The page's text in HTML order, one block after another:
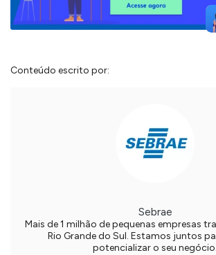
Conteúdo escrito por:
Sebrae
Mais de 1 milhão de pequenas empresas
Rio Grande do Sul. Estamos juntos
potencializar o seu negócio.